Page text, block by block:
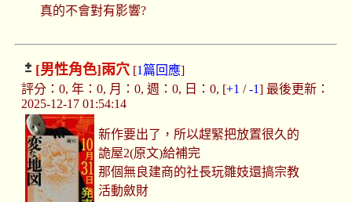
真的不會對有影響?
[男性角色]雨穴[1篇回應]
評分：0, 年：0, 月：0, 週：0, 日：0, [+1 /-1] 最後更新：
2025-12-17 01:54:14
新作要出了，所以趕緊把放置很久的
詭屋2(原文)給補完
那個無良建商的社長玩雛妓還搞宗教
活動斂財